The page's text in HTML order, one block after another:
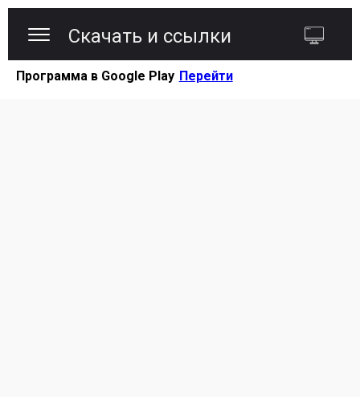
Скачать и ссылки
Программа в Google Play Перейти